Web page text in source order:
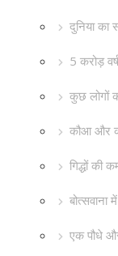
दुनिया का
5 करोड़
कुछ लोगों
कौआ और
गिद्धों की
बोत्सवाना
एक पौधे